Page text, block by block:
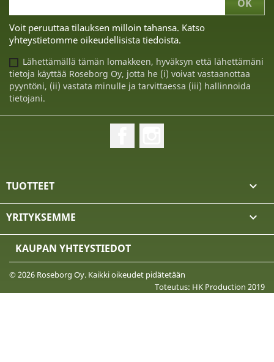
Voit peruuttaa tilauksen milloin tahansa. Katso
yhteystietomme oikeudellisista tiedoista.
Lähettämällä tämän lomakkeen, hyväksyn että lähettämäni
tietoja käyttää Roseborg Oy, jotta he (i) voivat vastaanottaa
pyyntöni, (ii) vastata minulle ja tarvittaessa (iii) hallinnoida
tietojani.
TUOTTEET 
YRITYKSEMME 
KAUPAN YHTEYSTIEDOT
© 2026 Roseborg Oy. Kaikki oikeudet pidätetään
Toteutus: HK Production 2019